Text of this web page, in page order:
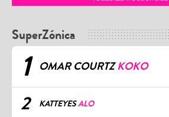
SuperZónica
1 OMAR COURTZKOKO
2 KATTEYESALO